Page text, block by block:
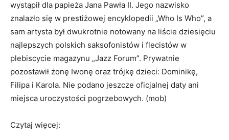
wystąpił dla papieża Jana Pawła II. Jego nazwisko
znalazło się w prestiżowej encyklopedii „Who Is Who”, a
sam artysta był dwukrotnie notowany na liście dziesięciu
najlepszych polskich saksofonistów i flecistów w
plebiscycie magazynu „Jazz Forum”. Prywatnie
pozostawił żonę Iwonę oraz trójkę dzieci: Dominikę,
Filipa i Karola. Nie podano jeszcze oficjalnej daty ani
miejsca uroczystości pogrzebowych. (mob)
Czytaj więcej: